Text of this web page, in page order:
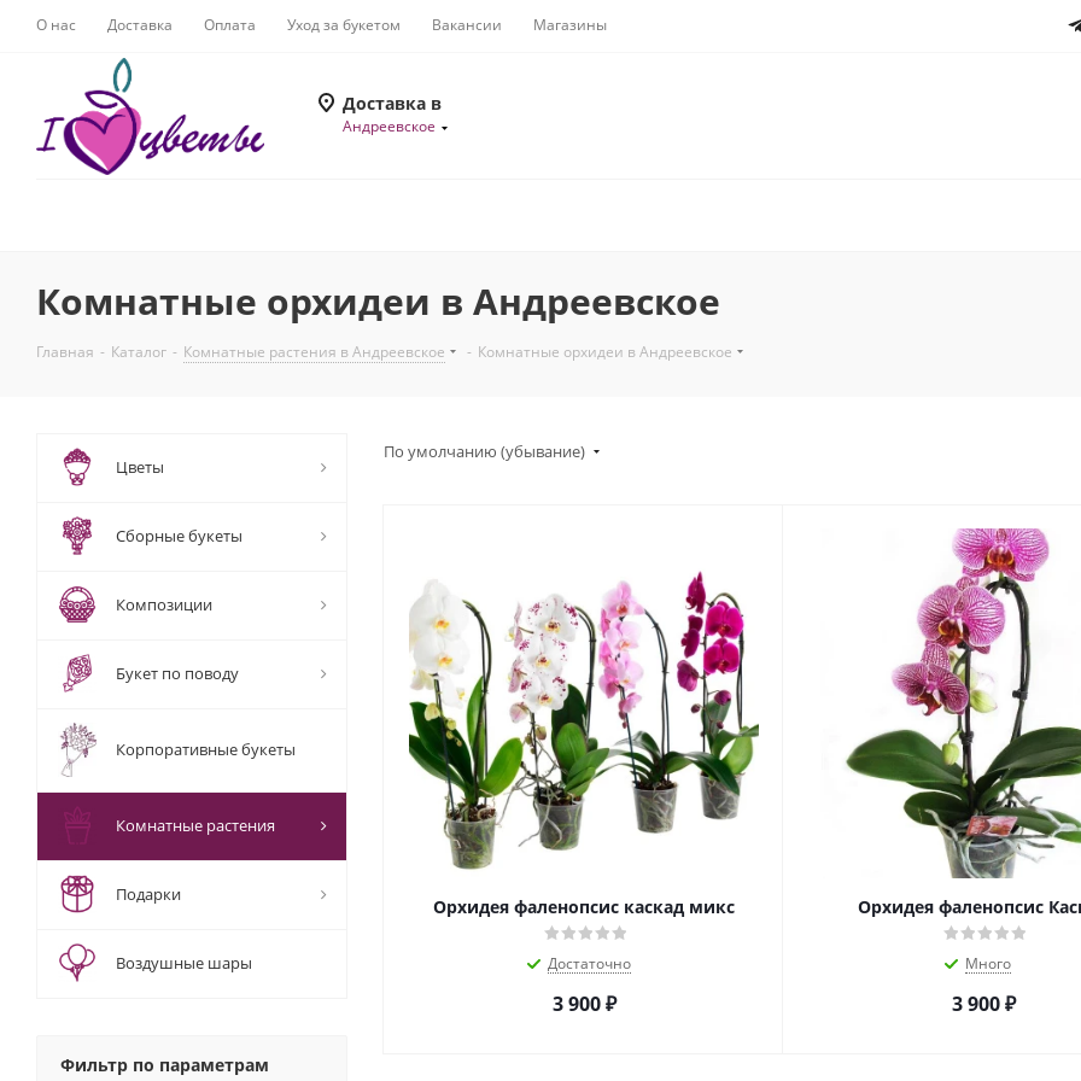
О нас Доставка Оплата Уход за букетом Вакансии Магазины
Доставка в
Андреевское
Комнатные орхидеи в Андреевское
Главная - Каталог - Комнатные растения в Андреевское - Комнатные орхидеи в Андреевское
По умолчанию (убывание)
Орхидея фаленопсис каскад микс
Достаточно
3 900₽
Орхидея фаленопсис
Много
3 900₽
Цветы
Сборные букеты
Композиции
Букет по поводу
Корпоративные букеты
Комнатные растения
Подарки
Воздушные шары
Фильтр по параметрам